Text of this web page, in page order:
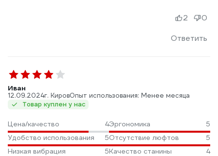
Ответить
2 0
Иван
12.09.2024г. КировОпыт использования: Менее месяца
Товар куплен у нас
Цена/качество 4Эргономика
5
Удобство использования
5Отсутствие люфтов
5
Низкая вибрация
5Качество станины 4